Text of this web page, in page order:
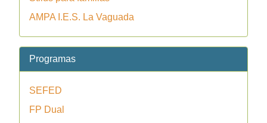
AMPA I.E.S. La Vaguada
Programas
SEFED
FP Dual